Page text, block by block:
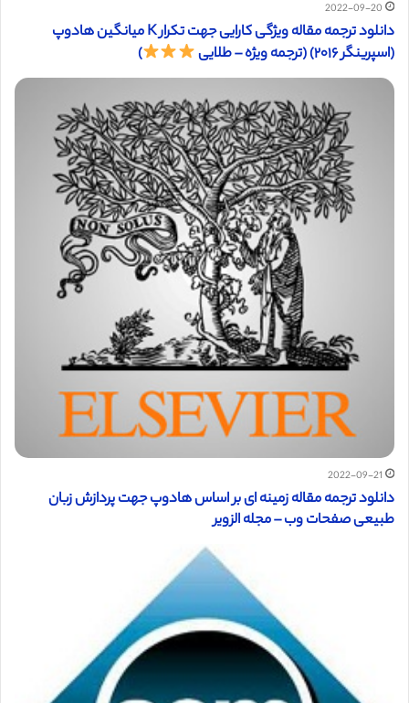
2022-09-20
دانلود ترجمه مقاله ویژگی کارایی جهت تکرار K میانگین هادوپ
(اسپرینگر ۲۰۱۶) (ترجمه ویژه – طلایی
)
2022-09-21
دانلود ترجمه مقاله زمینه ای بر اساس هادوپ جهت پردازش زبان
طبیعی صفحات وب – مجله الزویر